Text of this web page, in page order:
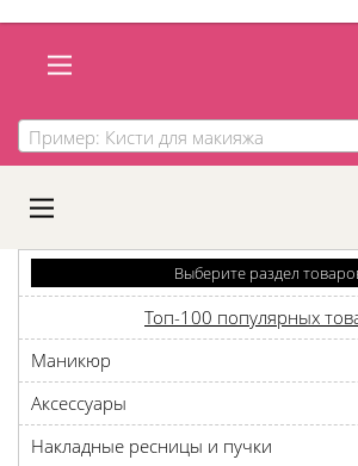
Пример: Кисти для макияжа
A
C
D
Выберите раздел
Топ-100 популярных
Маникюр
Аксессуары
Накладные ресницы и пучки